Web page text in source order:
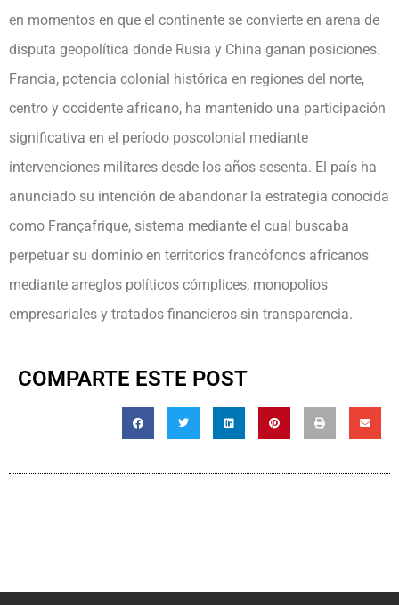
en momentos en que el continente se convierte en arena de
disputa geopolítica donde Rusia y China ganan posiciones.
Francia, potencia colonial histórica en regiones del norte,
centro y occidente africano, ha mantenido una participación
significativa en el período poscolonial mediante
intervenciones militares desde los años sesenta. El país ha
anunciado su intención de abandonar la estrategia conocida
como Françafrique, sistema mediante el cual buscaba
perpetuar su dominio en territorios francófonos africanos
mediante arreglos políticos cómplices, monopolios
empresariales y tratados financieros sin transparencia.
COMPARTE ESTE POST